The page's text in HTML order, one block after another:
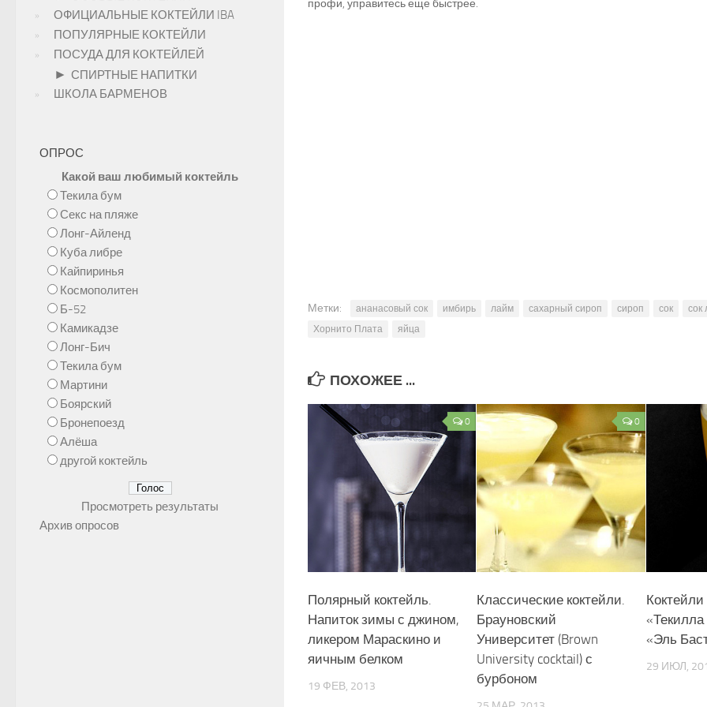
профи, управитесь еще быстрее.
Метки: ананасовый сок имбирь лайм сахарный сироп сироп сок
сок
Хорнито Плата
яйца
ПОХОЖЕЕ ...
0
Полярный коктейль.
Напиток зимы с джином,
ликером Мараскино и
яичным белком
19 ФЕВ, 2013
0
Классические коктейли.
Брауновский
Университет (Brown
University cocktail) с
бурбоном
«Эль
29 ИЮЛ,
ОФИЦИАЛЬНЫЕ КОКТЕЙЛИ IBA
ПОПУЛЯРНЫЕ КОКТЕЙЛИ
ПОСУДА ДЛЯ КОКТЕЙЛЕЙ
► СПИРТНЫЕ НАПИТКИ
ШКОЛА БАРМЕНОВ
ОПРОС
Какой ваш любимый коктейль
Текила бум
Секс на пляже
Лонг-Айленд
Куба либре
Кайпиринья
Космополитен
Б-52
Камикадзе
Лонг-Бич
Текила бум
Мартини
Боярский
Бронепоезд
Алёша
другой коктейль
Просмотреть результаты
Архив опросов